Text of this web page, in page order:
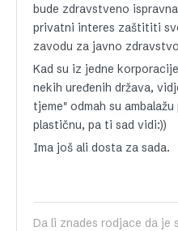
bude zdravstveno
privatni interes zaštititi
zavodu za javno
Kad su iz jedne
nekih uređenih država,
tjeme" odmah su
plastičnu, pa ti sad vidi:))
Ima još ali dosta za sada.
Da li znades rodjace da je